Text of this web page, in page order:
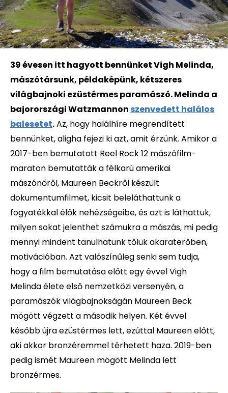
39 évesen itt hagyott bennünket Vigh Melinda,
mászótársunk, példaképünk, kétszeres
világbajnoki ezüstérmes paramászó. Melinda a
bajorországi Watzmannonszenvedett halálos
balesetet.Az, hogy halálhíre megrendített
bennünket, aligha fejezi ki azt, amit érzünk. Amikor a
2017-ben bemutatott Reel Rock 12 mászófilm-
maraton bemutatták a félkarú amerikai
mászónőről, Maureen Beckről készült
dokumentumfilmet, kicsit beleláthattunk a
fogyatékkal élők nehézségeibe, és azt is láthattuk,
milyen sokat jelenthet számukra a mászás, mi pedig
mennyi mindent tanulhatunk tőlük akaraterőben,
motivációban. Azt valószínűleg senki sem tudja,
hogy a film bemutatása előtt egy évvel Vigh
Melinda élete első nemzetközi versenyén, a
paramászók világbajnokságán Maureen Beck
mögött végzett a második helyen. Két évvel
később újra ezüstérmes lett, ezúttal Maureen előtt,
aki akkor bronzéremmel térhetett haza. 2019-ben
pedig ismét Maureen mögött Melinda lett
bronzérmes.